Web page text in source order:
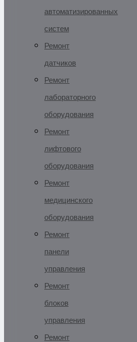
автоматизированных
систем
Ремонт
датчиков
Ремонт
лабораторного
оборудования
Ремонт
лифтового
оборудования
Ремонт
медицинского
оборудования
Ремонт
панели
управления
Ремонт
блоков
управления
Ремонт